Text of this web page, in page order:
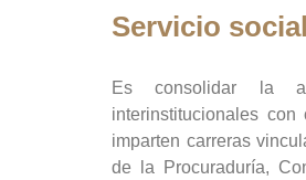
Servicio social
Es consolidar la
interinstitucionales
imparten carreras
de la Procuraduría,